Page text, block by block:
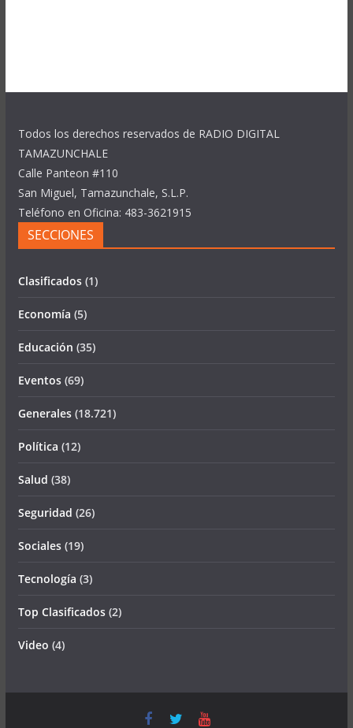
Todos los derechos reservados de RADIO DIGITAL
TAMAZUNCHALE
Calle Panteon #110
San Miguel, Tamazunchale, S.L.P.
Teléfono en Oficina: 483-3621915
SECCIONES
Clasificados(1)
Economía (5)
Educación (35)
Eventos(69)
Generales(18.721)
Política (12)
Salud (38)
Seguridad (26)
Sociales(19)
Tecnología (3)
Top Clasificados(2)
Video (4)